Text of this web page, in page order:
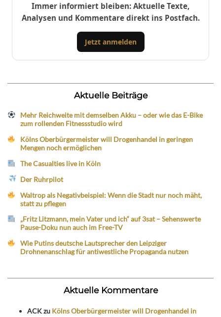
Immer informiert bleiben: Aktuelle Texte,
Analysen und Kommentare direkt ins Postfach.
Jetzt anmelden
Aktuelle Beiträge
Mehr Reichweite mit demselben Akku – oder wie das E-Bike
zum rollenden Fitnessstudio wird
Kölns Oberbürgermeister will Drogenhandel in geringen
Mengen noch ermöglichen
The Casualties live in Köln
Der Ruhrpilot
Waltrop als Negativbeispiel: Wenn die Stadt nur noch mäht,
statt zu pflegen
„Fritz Litzmann, mein Vater und ich“ auf 3sat – Sehenswerte
Pause-Doku nun auch im Free-TV
Wie Putins deutsche Lautsprecher den Leipziger
Drohnenanschlag für antiwestliche Propaganda nutzen
Aktuelle Kommentare
ACKzu Kölns Oberbürgermeister will Drogenhandel in